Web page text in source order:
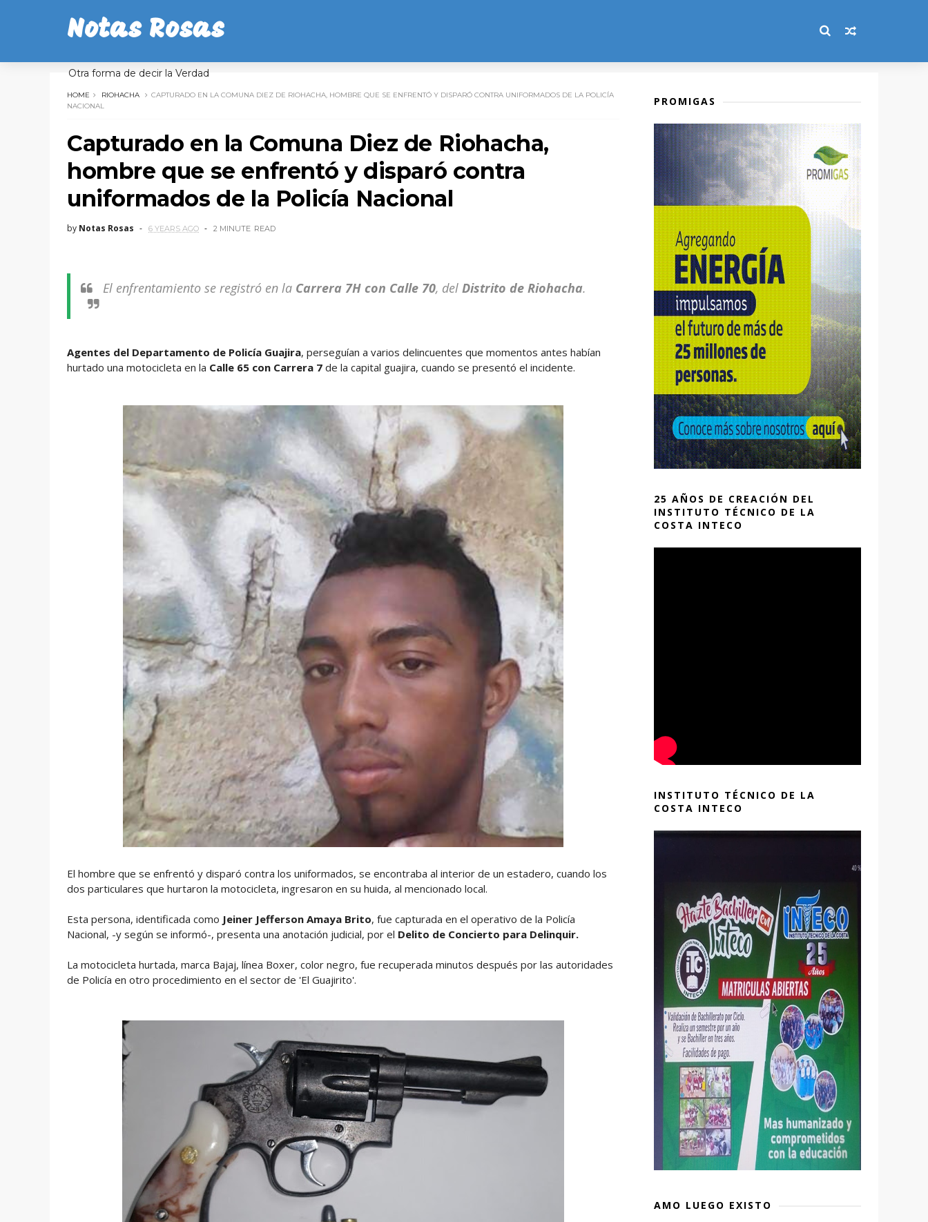
Notas Rosas
Otra forma de decir la Verdad
HOME RIOHACHA
CAPTURADO EN LA COMUNA DIEZ DE RIOHACHA, HOMBRE QUE SE ENFRENTÓ Y DISPARÓ CONTRA UNIFORMADOS DE LA POLICÍA
NACIONAL
Capturado en la Comuna Diez de Riohacha,
hombre que se enfrentó y disparó contra
uniformados de la Policía Nacional
by Notas Rosas 6 YEARS AGO 2 MINUTE READ
El enfrentamiento se registró en la Carrera 7H con Calle 70, del Distrito de Riohacha.
Agentes del Departamento de Policía Guajira, perseguían a varios delincuentes que momentos antes habían
hurtado una motocicleta en la Calle 65 con Carrera 7 de la capital guajira, cuando se presentó el incidente.
El hombre que se enfrentó y disparó contra los uniformados, se encontraba al interior de un estadero, cuando los
dos particulares que hurtaron la motocicleta, ingresaron en su huida, al mencionado local.
Esta persona, identificada como Jeiner Jefferson Amaya Brito, fue capturada en el operativo de la Policía
Nacional, -y según se informó-, presenta una anotación judicial, por el Delito de Concierto para Delinquir.
La motocicleta hurtada, marca Bajaj, línea Boxer, color negro, fue recuperada minutos después por las autoridades
de Policía en otro procedimiento en el sector de 'El Guajirito'.
PROMIGAS
25 AÑOS DE CREACIÓN DEL
INSTITUTO TÉCNICO DE LA
COSTA INTECO
INSTITUTO TÉCNICO DE LA
COSTA INTECO
AMO LUEGO EXISTO